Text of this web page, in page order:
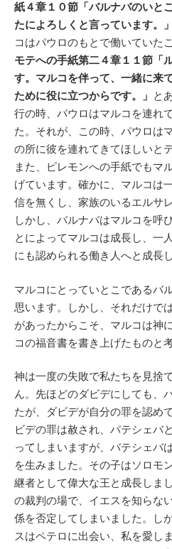
紙４章１０節「バルナバのいと
たによろしくと言っています。」
コはパウロのもとで働いていた
モテへの手紙第二４章１１節「
す。マルコを伴って、一緒に来
ために役に立つからです。」 と
行の時、パウロはマルコを連れ
た。それが、この時、パウロは
の所に彼を連れてきてほしいと
また、ピレモンへの手紙でもマ
げています。確かに、マルコは
信を無くし、家族のいるエルサ
しかし、バルナバはマルコを呼
とによってマルコは成長し、一
にも認められる働き人へと成長
マルコにとっていとこであるバ
思います。しかし、それだけで
があったからこそ、マルコは神
コの福音書を書き上げたものと
神は一度の失敗で私たちを見捨
ん。先ほどのダビデにしても、
たが、ダビデが自分の罪を認め
ビデの罪は赦され、バテシェバ
ってしまいますが、バテシェバ
を生みました。その子はソロモ
継者として偉大な王と成長しま
の裁判の場で、イエスを知らな
係を否定してしまいました。し
スはペテロに出会い、私を愛し